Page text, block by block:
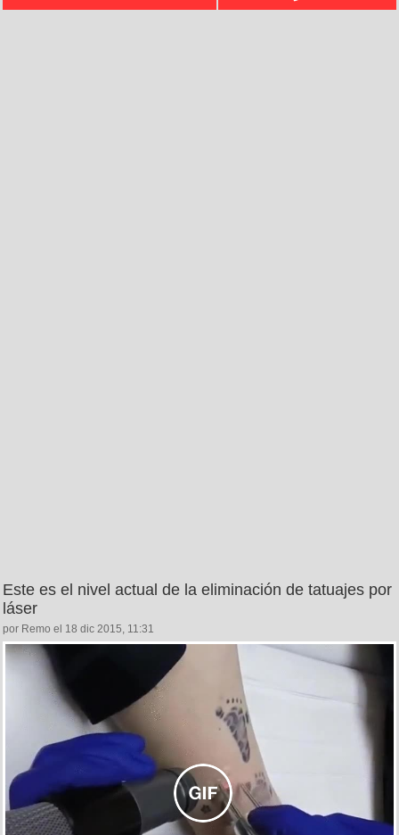
Este es el nivel actual de la eliminación de tatuajes por
láser
por Remo el 18 dic 2015, 11:31